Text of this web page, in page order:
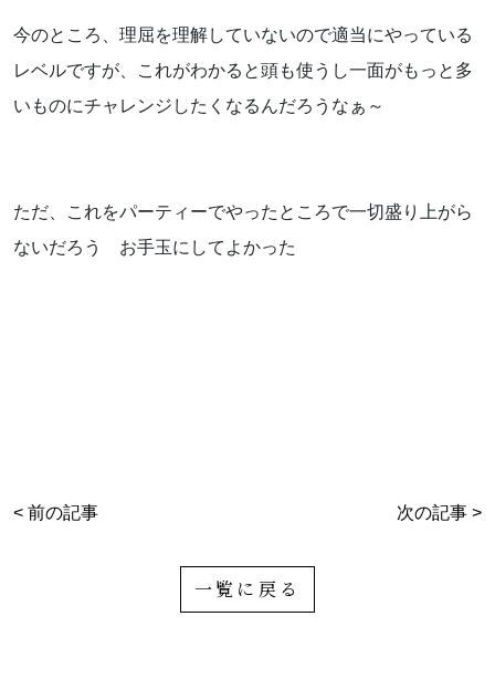
今のところ、理屈を理解していないので適当にやっている
レベルですが、これがわかると頭も使うし一面がもっと多
いものにチャレンジしたくなるんだろうなぁ～
ただ、これをパーティーでやったところで一切盛り上がら
ないだろう お手玉にしてよかった
< 前の記事 次の記事 >
一覧に戻る